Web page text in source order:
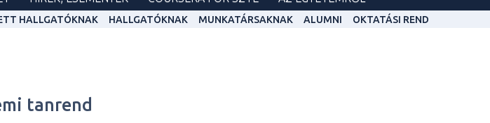
HALLGATÓKNAK HALLGATÓKNAK MUNKATÁRSAKNAK ALUMNI OKTATÁSI REND
tanrend